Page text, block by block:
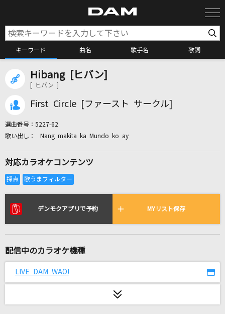
キーワード 曲名 歌手名 歌詞
カラオケ検索
カラオケ店舗検索
リアルタイムで歌われている曲の一覧
[生音]カブトムシ
[生音]ジュリアに傷心(ハートブレイク)
Hibang [ヒバン]
[ ヒバン ]
First Circle [ファースト サークル]
選曲番号： 5227-62
Nang makita ka Mundo ko ay
対応カラオケコンテンツ
デンモクアプリで予約 MYリスト保存
配信中のカラオケ機種
LIVE DAM WAO!